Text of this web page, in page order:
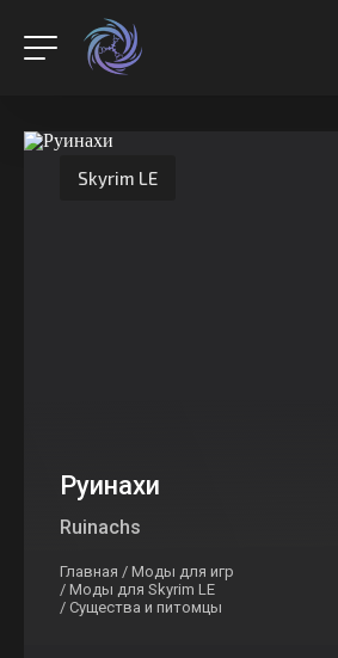
Skyrim LE
Руинахи
Ruinachs
Главная / Моды для игр
/ Моды для Skyrim LE
/ Существа и питомцы